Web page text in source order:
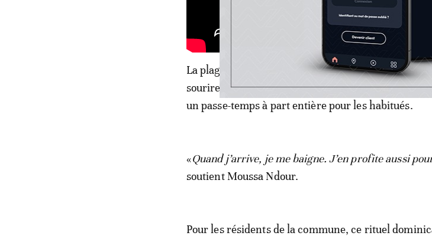
La plage est aussi un lieu de socialisation intense où
sourires s’échangent. Entre deux plongeons,
un passe-temps à part entière pour les habitués.
«Quand j’arrive, je me baigne. J’en profite aussi
soutient Moussa Ndour.
Pour les résidents de la commune, ce rituel